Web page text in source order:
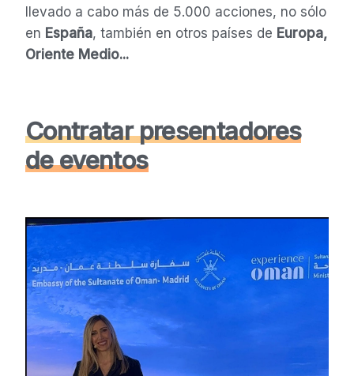
llevado a cabo más de 5.000 acciones, no sólo
en España, también en otros países de Europa,
Oriente Medio...
Contratar presentadores
de eventos